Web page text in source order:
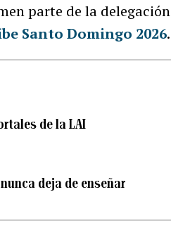
parte de la delegación
Santo Domingo 2026.
de la LAI
deja de enseñar